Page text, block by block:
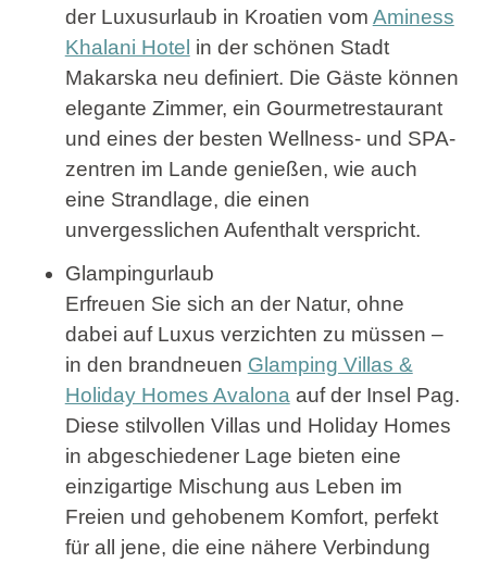
der Luxusurlaub in Kroatien vom Aminess
Khalani Hotel in der schönen Stadt
Makarska neu definiert. Die Gäste können
elegante Zimmer, ein Gourmetrestaurant
und eines der besten Wellness- und SPA-
zentren im Lande genießen, wie auch
eine Strandlage, die einen
unvergesslichen Aufenthalt verspricht.
Glampingurlaub
Erfreuen Sie sich an der Natur, ohne
dabei auf Luxus verzichten zu müssen –
in den brandneuen Glamping Villas &
Holiday Homes Avalonaauf der Insel Pag.
Diese stilvollen Villas und Holiday Homes
in abgeschiedener Lage bieten eine
einzigartige Mischung aus Leben im
Freien und gehobenem Komfort, perfekt
für all jene, die eine nähere Verbindung